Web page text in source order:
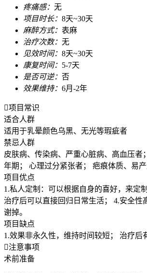
疼痛感： 无
项目时长： 8天~30天
麻醉方式： 表麻
治疗次数： 无
见效时间： 8天~30天
康复时间： 5-7天
是否可逆： 否
效果维持： 6月-2年
项目常识
适合人群
适用于乳晕颜色乌黑、无光等瑕疵者
禁忌人群
皮肤病、传染病、严重心脏病、高血压
年期； 心理过分紧张者； 疤痕体质、易产
项目优点
1.私人定制：可以根据自身的喜好，来定
治疗后可以直接回归日常生活； 4.安全
谢掉。
项目缺点
1.效果非永久性，维持时间较短； 治疗后
注意事项
术前准备